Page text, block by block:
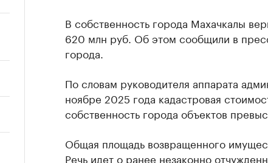
В собственность города Махачкалы
620 млн руб. Об этом сообщили в
города.
По словам руководителя аппарата
ноябре 2025 года кадастровая
собственность города объектов
Общая площадь возвращенного
Речь идет о ранее незаконно